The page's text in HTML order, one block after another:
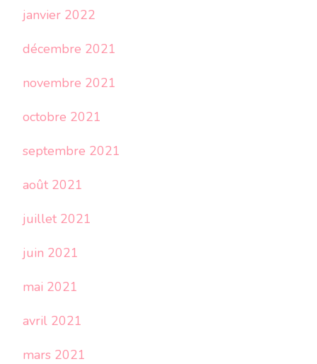
janvier 2022
décembre 2021
novembre 2021
octobre 2021
septembre 2021
août 2021
juillet 2021
juin 2021
mai 2021
avril 2021
mars 2021